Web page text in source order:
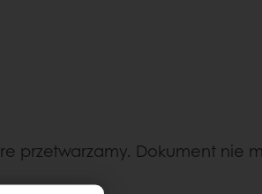
przetwarzamy. Dokument nie